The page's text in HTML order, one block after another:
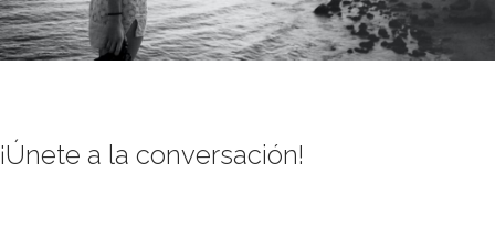
¡Únete a la conversación!